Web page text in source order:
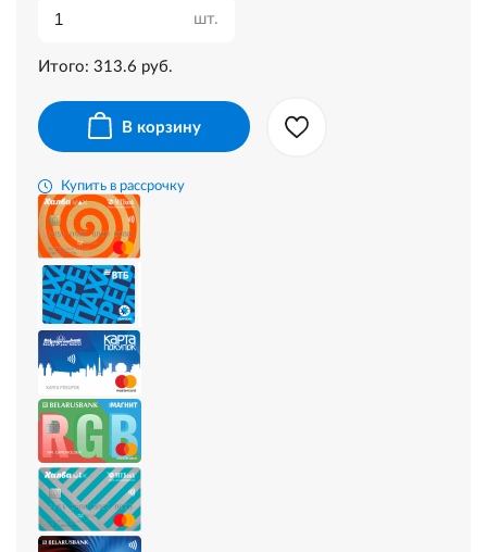
шт.
Итого: 313.6 руб.
В корзину
Купить в рассрочку